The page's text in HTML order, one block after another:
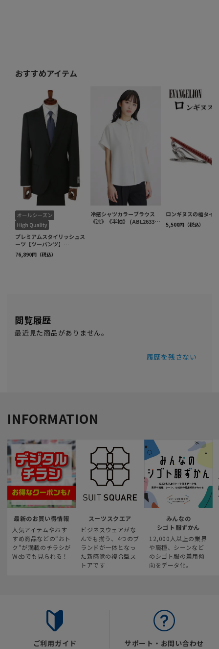
閲覧履歴
最近見た商品がありません。
履歴を残さない
INFORMATION
最新のお買い得情報
人気アイテムやおす
すめ商品などの“おト
ク“が満載のチラシが
Webでも見られる！
スーツスクエア
ビジネスウェアがな
んでも揃う、4つのブ
ランドが一体となっ
た新感覚の複合型ス
トアです
みんなの
シゴト服ずかん
12,000人以上の業界
や職種、シーンなど
のシゴト服の着用傾
向をデータ化。
ご利用ガイド サポート・お問い合わせ